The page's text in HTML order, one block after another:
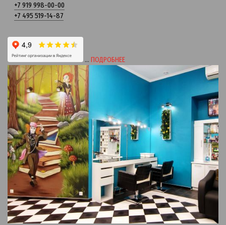
+7 919 998-00-00
+7 495 519-14-87
… ПОДРОБНЕЕ